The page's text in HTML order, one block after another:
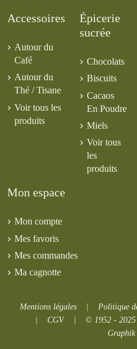
Accessoires
Autour du
Café
Autour du
Thé / Tisane
Voir tous les
produits
Épicerie
sucrée
Chocolats
Biscuits
Cacaos
En Poudre
Miels
Voir tous
les
produits
Mon espace
Mon compte
Mes favoris
Mes commandes
Ma cagnotte
Mentions légales Politique
CGV| © 1952 - 2025
Graphik